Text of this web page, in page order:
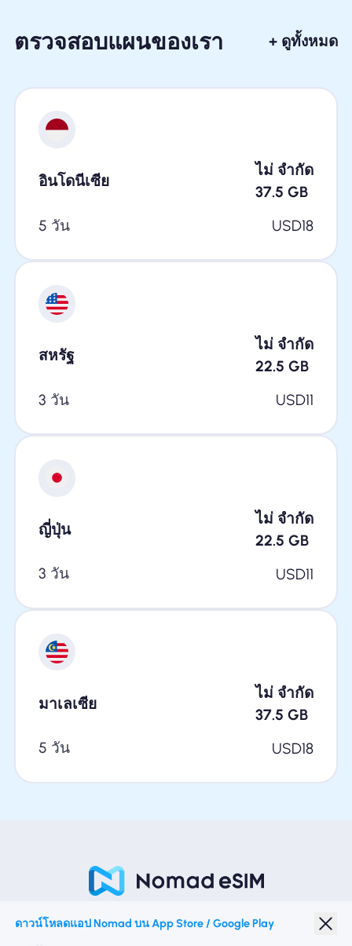
ตรวจสอบแผนของเรา + ดูทั้งหมด
อินโดนีเซีย
ไม่ จำกัด
37.5 GB
5 วัน
USD18
สหรัฐ
ไม่ จำกัด
22.5 GB
3 วัน
USD11
ญี่ปุ่น
ไม่ จำกัด
22.5 GB
3 วัน
USD11
มาเลเซีย
ไม่ จำกัด
37.5 GB
5 วัน
USD18
ดาวน์โหลดแอป Nomad บน App Store / Google Play